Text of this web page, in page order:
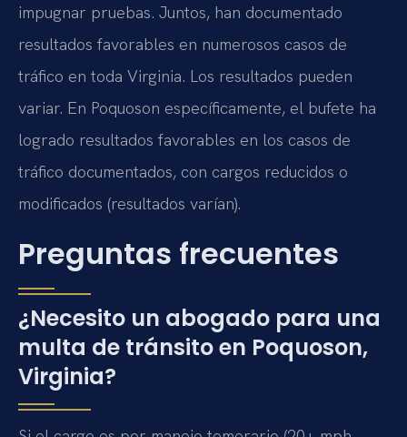
impugnar pruebas. Juntos, han documentado
resultados favorables en numerosos casos de
tráfico en toda Virginia. Los resultados pueden
variar. En Poquoson específicamente, el bufete ha
logrado resultados favorables en los casos de
tráfico documentados, con cargos reducidos o
modificados (resultados varían).
Preguntas frecuentes
¿Necesito un abogado para una
multa de tránsito en Poquoson,
Virginia?